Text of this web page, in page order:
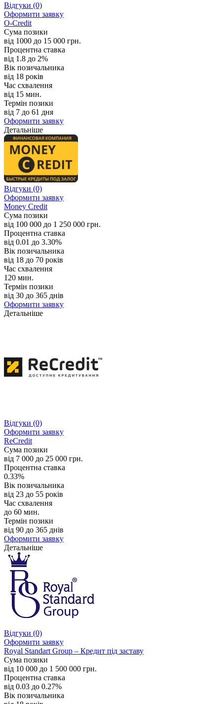
Відгуки (0)
Оформити заявку
O-Credit
Сума позики
від 1000 до 15 000 грн.
Процентна ставка
від 1.8 до 2%
Вік позичальника
від 18 років
Час схвалення
від 15 мин.
Термін позики
від 7 до 61 дня
Оформити заявку
Детальніше
Відгуки (0)
Оформити заявку
Money Credit
Сума позики
від 100 000 до 1 250 000 грн.
Процентна ставка
від 0.01 до 3.30%
Вік позичальника
від 18 до 70 років
Час схвалення
120 мин.
Термін позики
від 30 до 365 днів
Оформити заявку
Детальніше
Відгуки (0)
Оформити заявку
ReCredit
Сума позики
від 7 000 до 25 000 грн.
Процентна ставка
0.33%
Вік позичальника
від 23 до 55 років
Час схвалення
до 60 мин.
Термін позики
від 90 до 365 днів
Оформити заявку
Детальніше
Відгуки (0)
Оформити заявку
Royal Standart Group – Кредит під заставу
Сума позики
від 10 000 до 1 500 000 грн.
Процентна ставка
від 0.03 до 0.27%
Вік позичальника